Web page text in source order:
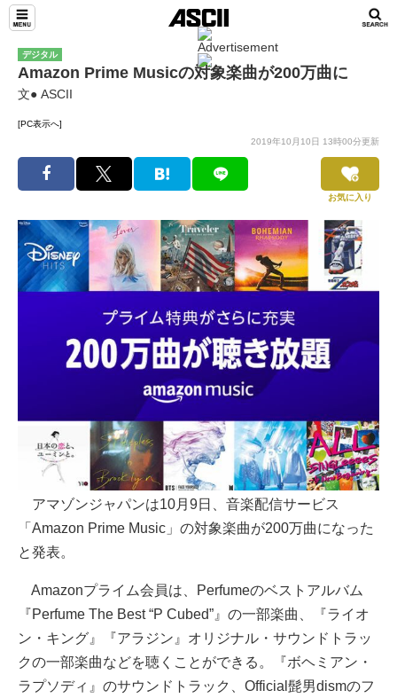
デジタル
Amazon Prime Musicの対象楽曲が200万曲に
文● ASCII
[PC表示へ]
2019年10月10日 13時00分更新
お気に入り
アマゾンジャパンは10月9日、音楽配信サービス
「Amazon Prime Music」の対象楽曲が200万曲になった
と発表。
Amazonプライム会員は、Perfumeのベストアルバム
『Perfume The Best “P Cubed”』の一部楽曲、『ライオ
ン・キング』『アラジン』オリジナル・サウンドトラッ
クの一部楽曲などを聴くことができる。『ボヘミアン・
ラプソディ』のサウンドトラック、Official髭男dismのフ